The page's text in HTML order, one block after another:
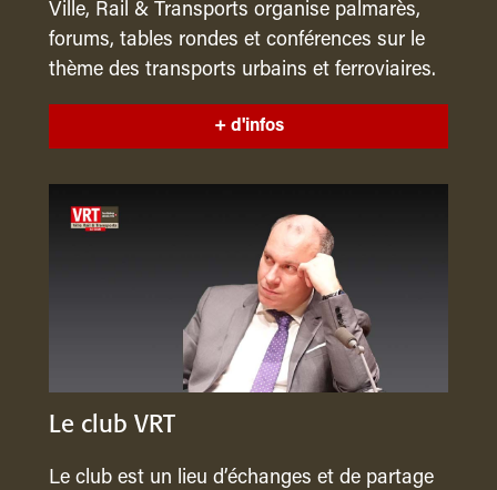
Ville, Rail & Transports organise palmarès,
forums, tables rondes et conférences sur le
thème des transports urbains et ferroviaires.
+ d'infos
Le club VRT
Le club est un lieu d’échanges et de partage